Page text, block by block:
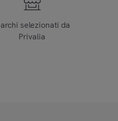
selezionati da
Privalia